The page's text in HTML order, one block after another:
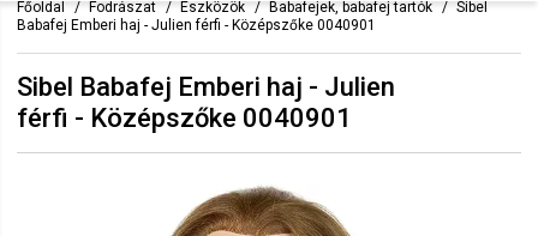
Főoldal Fodrászat Eszközök Babafejek, babafej tartók
Sibel
Babafej Emberi haj - Julien férfi - Középszőke 0040901
Sibel Babafej Emberi haj - Julien
férfi - Középszőke 0040901